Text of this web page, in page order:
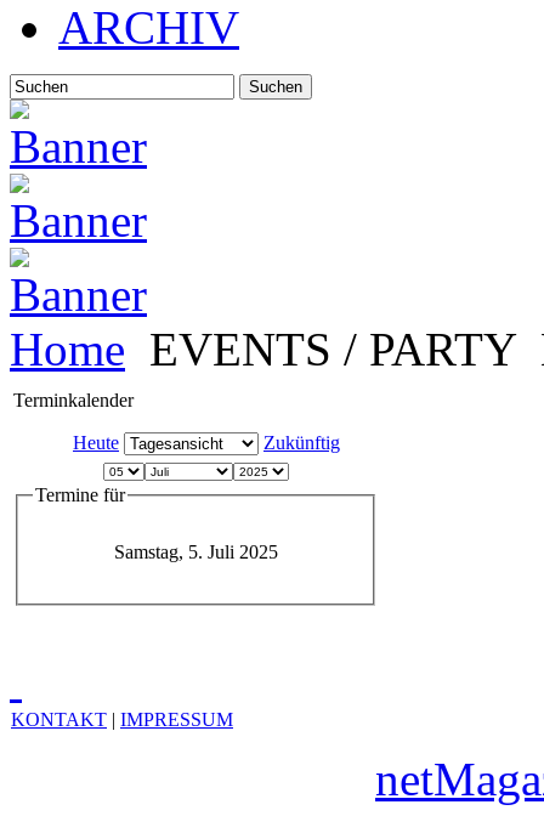
ARCHIV
Suchen
Home EVENTS / PARTY
Terminkalender
Heute Zukünftig
Termine für
Samstag, 5. Juli 2025
KONTAKT | IMPRESSUM